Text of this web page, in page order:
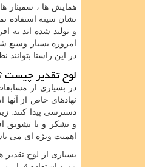
همایش ها ، سمینار
نشان سینه استفاده
و تولید شده اند به
امروزه بسیار
در این راستا بتوانند
لوح تقدیر چیست
در بسیاری از
نهادهای خاص از
دسترسی پیدا کنند.
و تشکر و یا تشویق
اهمیت ویژه ای می
بسیاری از لوح